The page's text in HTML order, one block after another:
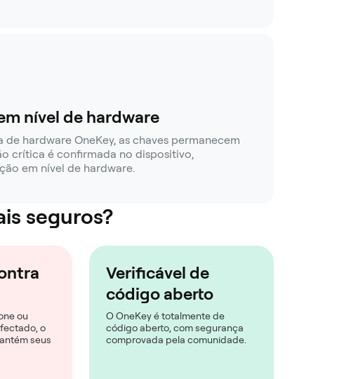
nível de hardware
hardware OneKey, as chaves permanecem
crítica é confirmada no dispositivo,
em nível de hardware.
seguros?
ou
o
seus
Verificável de
código aberto
O OneKey é totalmente de
código aberto, com segurança
comprovada pela comunidade.